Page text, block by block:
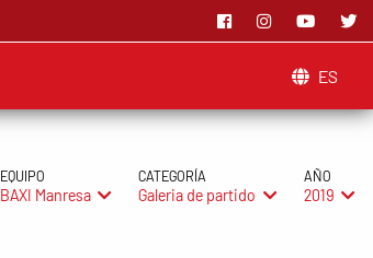
ES
EQUIPO
BAXI Manresa
CATEGORÍA
Galeria de partido
AÑO
2019